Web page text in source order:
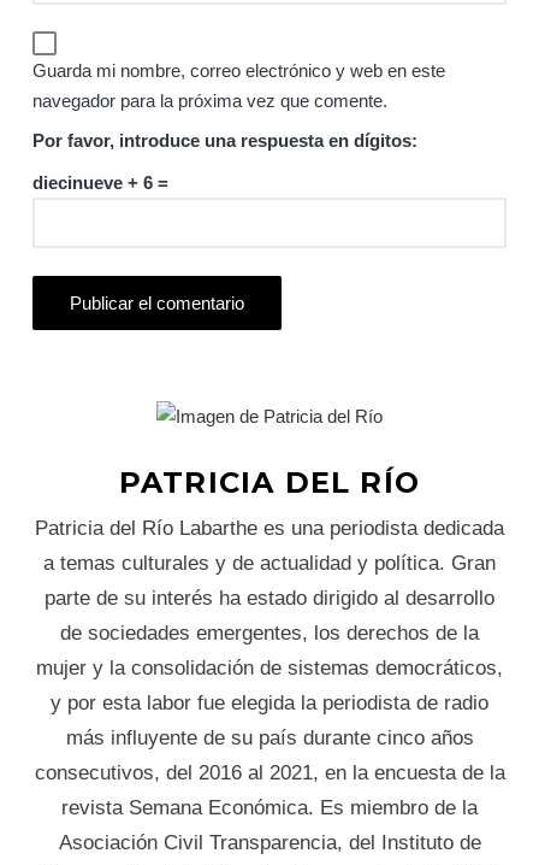
Guarda mi nombre, correo electrónico y web en este
navegador para la próxima vez que comente.
Por favor, introduce una respuesta en dígitos:
diecinueve + 6 =
PATRICIA DEL RÍO
Patricia del Río Labarthe es una periodista dedicada
a temas culturales y de actualidad y política. Gran
parte de su interés ha estado dirigido al desarrollo
de sociedades emergentes, los derechos de la
mujer y la consolidación de sistemas democráticos,
y por esta labor fue elegida la periodista de radio
más influyente de su país durante cinco años
consecutivos, del 2016 al 2021, en la encuesta de la
revista Semana Económica. Es miembro de la
Asociación Civil Transparencia, del Instituto de